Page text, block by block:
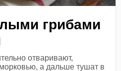
грибами
отваривают,
а дальше тушат в